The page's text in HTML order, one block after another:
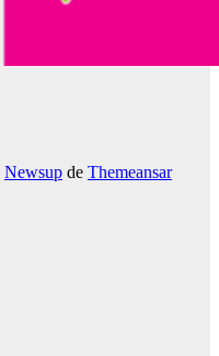
Newsup de Themeansar